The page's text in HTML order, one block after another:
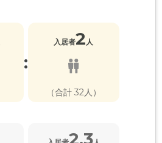
:
入居者2 人
（合計 32人）
2.3